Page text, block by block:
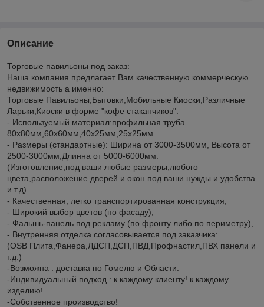
Описание
Торговые павильоны под заказ:
Наша компания предлагает Вам качественную коммерческую
недвижимость а именно:
Торговые Павильоны,Бытовки,Мобильные Киоски,Различные
Ларьки,Киоски в форме "кофе стаканчиков".
- Используемый материал:профильная труба
80х80мм,60х60мм,40х25мм,25х25мм.
- Размеры (стандартные): Ширина от 3000-3500мм, Высота от
2500-3000мм,Длинна от 5000-6000мм.
(Изготовление,под ваши любые размеры,любого
цвета,расположение дверей и окон под ваши нужды и удобства
и т.д)
- Качественная, легко транспортированная конструкция;
- Широкий выбор цветов (по фасаду),
- Фальшь-панель под рекламу (по фронту либо по периметру),
- Внутренняя отделка согласовывается под заказчика:
(OSB Плита,Фанера,ЛДСП,ДСП,ПВД,Профнастил,ПВХ панели и
т.д.)
-Возможна : доставка по Гомелю и Области.
-Индивидуальный подход : к каждому клиенту! к каждому
изделию!
-Собственное производство!